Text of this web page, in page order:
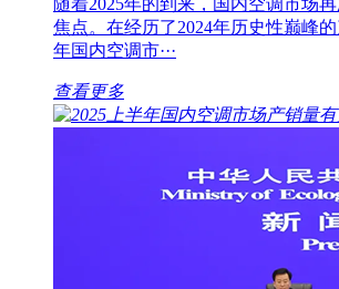
随着2025年的到来，国内空调市场
焦点。在经历了2024年历史性巅峰
年国内空调市···
查看更多